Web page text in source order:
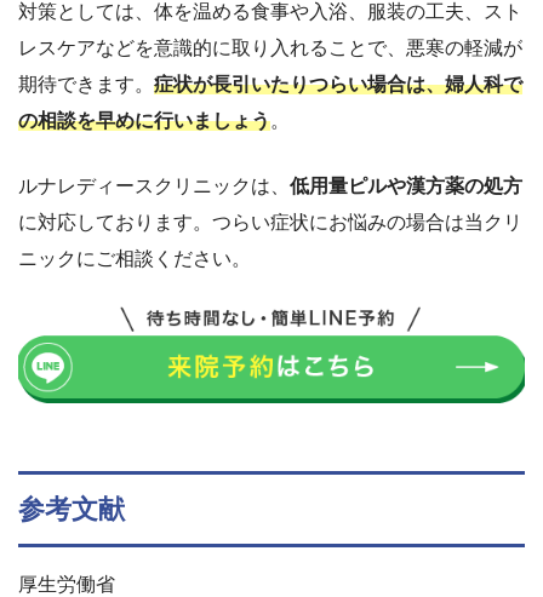
対策としては、体を温める食事や入浴、服装の工夫、スト
レスケアなどを意識的に取り入れることで、悪寒の軽減が
期待できます。 症状が長引いたりつらい場合は、婦人科で
の相談を早めに行いましょう。
ルナレディースクリニックは、 低用量ピルや漢方薬の処方
に対応しております。つらい症状にお悩みの場合は当クリ
ニックにご相談ください。
参考文献
厚生労働省